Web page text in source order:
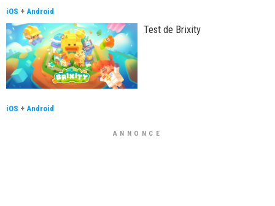
iOS + Android
Test de Brixity
iOS + Android
ANNONCE